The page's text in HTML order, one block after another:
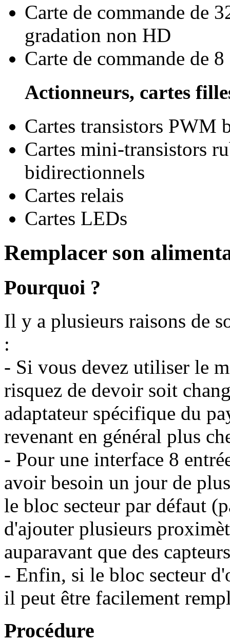
Carte de commande de
gradation non HD
Carte de commande de
Actionneurs, cartes
Cartes transistors PWM
Cartes mini-transistors
bidirectionnels
Cartes relais
Cartes LEDs
Remplacer son
Pourquoi ?
Il y a plusieurs raisons de
:
- Si vous devez utiliser le
risquez de devoir soit
adaptateur spécifique du
revenant en général plus
- Pour une interface 8
avoir besoin un jour de
le bloc secteur par défaut
d'ajouter plusieurs
auparavant que des
- Enfin, si le bloc secteur
il peut être facilement
Procédure